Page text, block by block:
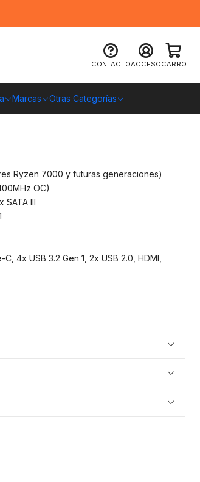
CONTACTOACCESOCARRO
Marcas Otras Categorías
EAGLE WIFI6E, AMD
Ryzen 7000 y futuras generaciones)
OC)
SATA III
4x USB 3.2 Gen 1, 2x USB 2.0, HDMI,